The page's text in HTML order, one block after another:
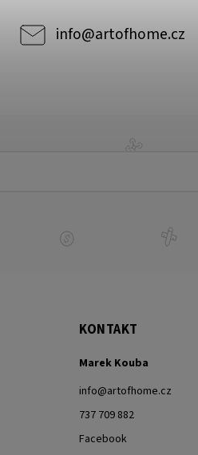
info@artofhome.cz
KONTAKT
Marek Kouba
info@artofhome.cz
737 709 882
Facebook